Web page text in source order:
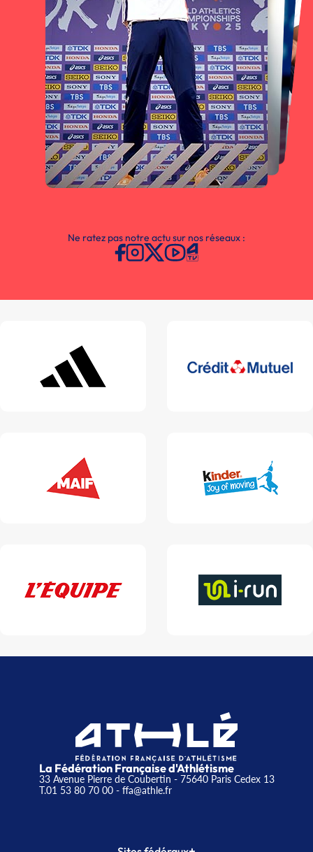
Ne ratez pas notre actu sur nos réseaux :
La Fédération Française d'Athlétisme
33 Avenue Pierre de Coubertin - 75640 Paris Cedex 13
T.01 53 80 70 00- ffa@athle.fr